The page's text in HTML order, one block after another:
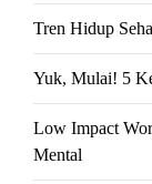
Tren Hidup
Yuk, Mulai! 5
Low Impact
Mental